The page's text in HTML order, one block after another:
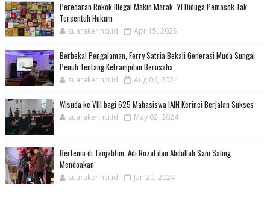
Peredaran Rokok Illegal Makin Marak, YI Diduga Pemasok Tak
Tersentuh Hukum
suarakerinci.id Apr 15, 2025
Berbekal Pengalaman, Ferry Satria Bekali Generasi Muda Sungai
Penuh Tentang Ketrampilan Berusaha
suarakerinci.id Aug 06, 2024
Wisuda ke VIII bagi 625 Mahasiswa IAIN Kerinci Berjalan Sukses
suarakerinci.id May 02, 2024
Bertemu di Tanjabtim, Adi Rozal dan Abdullah Sani Saling
Mendoakan
suarakerinci.id Jan 20, 2024